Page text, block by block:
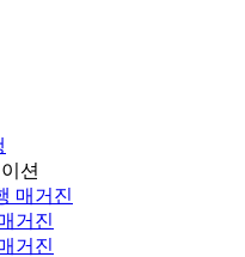
션
매거진
거진
거진